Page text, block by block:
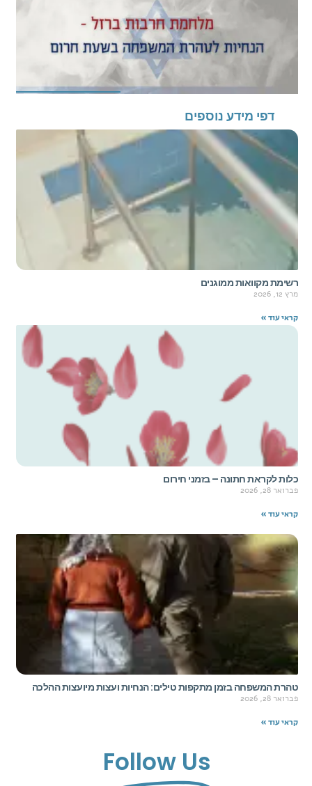
דפי מידע נוספים
רשימת מקוואות ממוגנים
מרץ 12, 2026
קראי עוד »
כלות לקראת חתונה – בזמני חירום
פברואר 28, 2026
קראי עוד »
טהרת המשפחה בזמן מתקפות טילים: הנחיות ועצות מיועצות ההלכה
פברואר 28, 2026
קראי עוד »
Follow Us